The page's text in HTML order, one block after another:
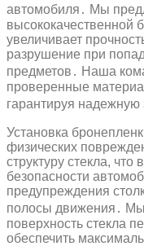
автомобиля․ Мы
высококачественной
увеличивает
разрушение при
предметов․ Наша
проверенные
гарантируя надежную
Установка
физических
структуру стекла,
безопасности
предупреждения
полосы движения․
поверхность стекла
обеспечить